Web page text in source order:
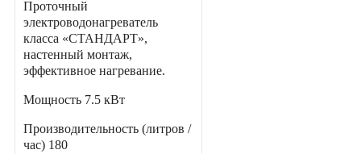
Проточный
электроводонагреватель
класса «СТАНДАРТ»,
настенный монтаж,
эффективное нагревание.
Мощность 7.5 кВт
Производительность (литров /
час) 180